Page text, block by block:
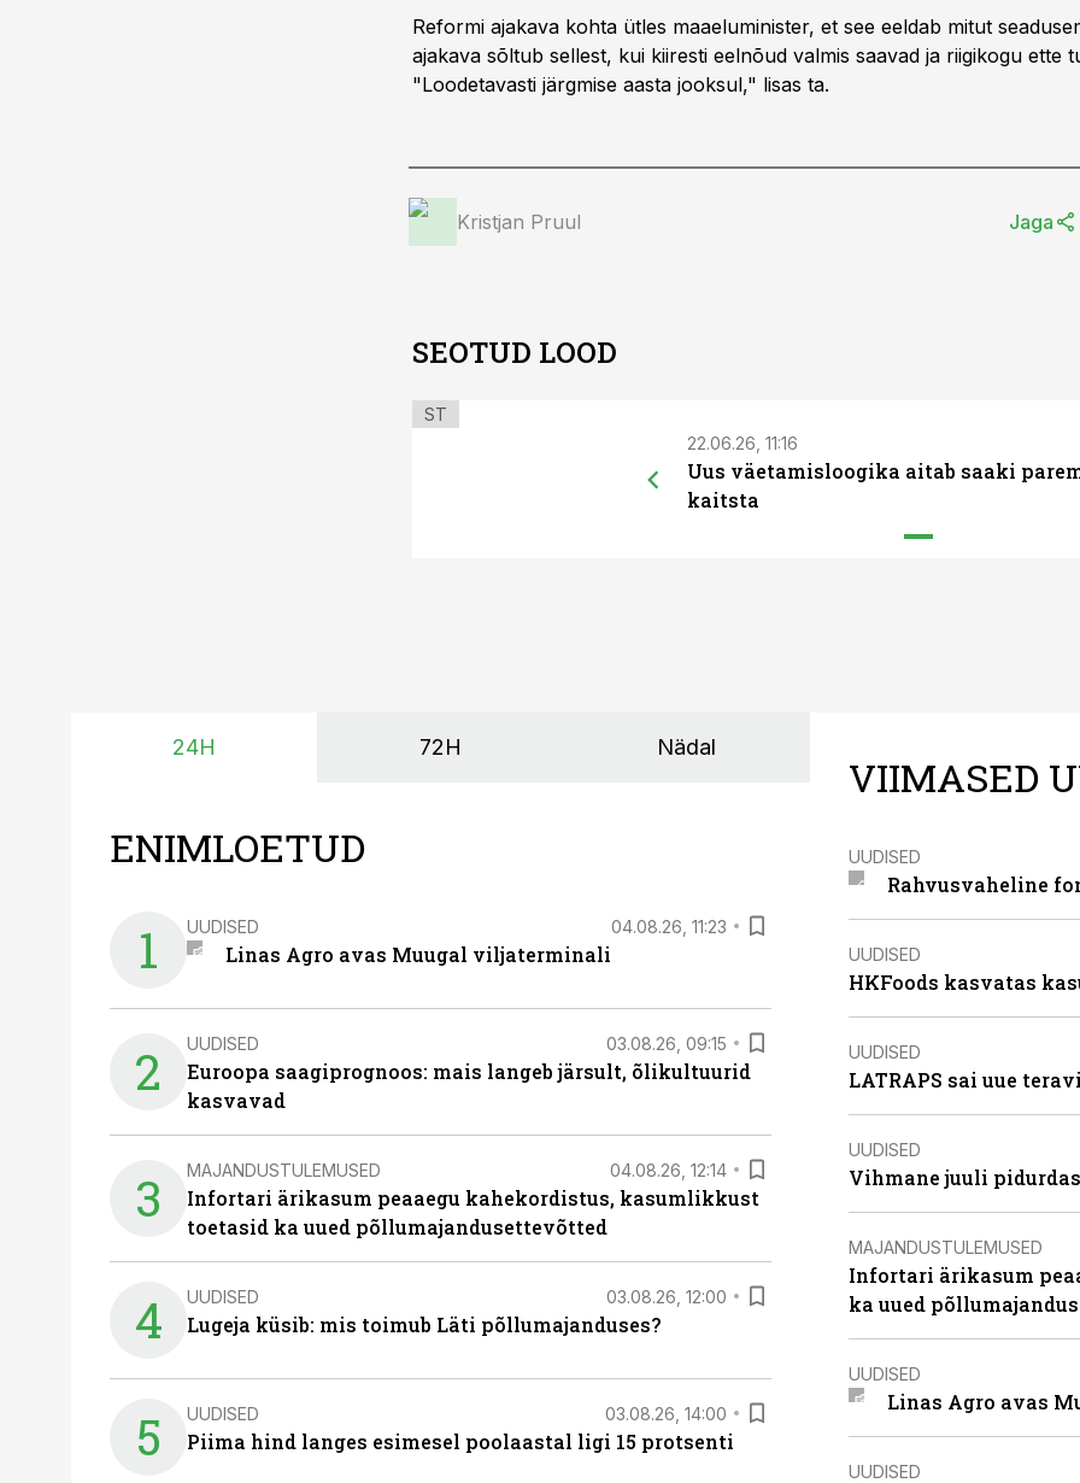
Reformi ajakava kohta ütles maaeluminister, et see eeldab mitut
ajakava sõltub sellest, kui kiiresti eelnõud valmis saavad ja riigikogu ette
"Loodetavasti järgmise aasta jooksul," lisas ta.
Kristjan Pruul Jaga
SEOTUD LOOD
ST
22.06.26, 11:16
Uus väetamisloogika aitab saaki
kaitsta
24H 72H Nädal
ENIMLOETUD
1 UUDISED 04.08.26, 11:23
Linas Agro avas Muugal viljaterminali
2 UUDISED 03.08.26, 09:15
Euroopa saagiprognoos: mais langeb järsult, õlikultuurid
kasvavad
3 MAJANDUSTULEMUSED 04.08.26, 12:14
Infortari ärikasum peaaegu kahekordistus, kasumlikkust
toetasid ka uued põllumajandusettevõtted
4 UUDISED 03.08.26, 12:00
Lugeja küsib: mis toimub Läti põllumajanduses?
5 UUDISED 03.08.26, 14:00
Piima hind langes esimesel poolaastal ligi 15 protsenti
VIIMASED
UUDISED
Rahvusvaheline
UUDISED
HKFoods kasvatas
UUDISED
LATRAPS sai uue
UUDISED
Vihmane juuli
MAJANDUSTULEMUSED
Infortari ärikasum
ka uued
UUDISED
Linas Agro avas
UUDISED